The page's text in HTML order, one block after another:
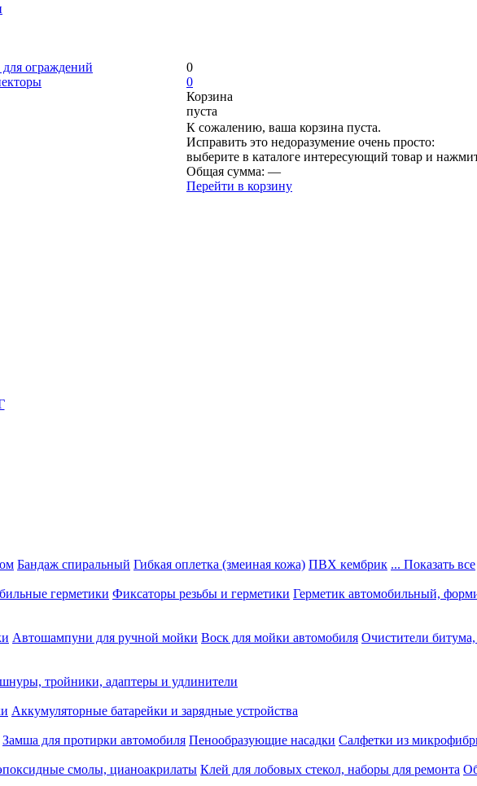
ограждений
0
0
Корзина
пуста
К сожалению, ваша корзина пуста.
Исправить это недоразумение очень просто:
выберите в каталоге интересующий товар и
Общая сумма: —
Перейти в корзину
Бандаж спиральный Гибкая оплетка (змеиная кожа) ПВХ кембрик ... Показать все
герметики Фиксаторы резьбы и герметики Герметик автомобильный,
Автошампуни для ручной мойки Воск для мойки автомобиля Очистители
тройники, адаптеры и удлинители
Аккумуляторные батарейки и зарядные устройства
Замша для протирки автомобиля Пенообразующие насадки Салфетки из
смолы, цианоакрилаты Клей для лобовых стекол, наборы для ремонта